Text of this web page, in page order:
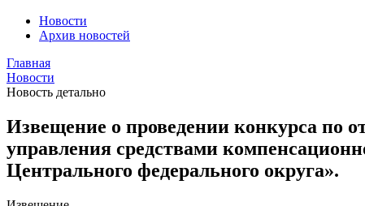
Новости
Архив новостей
Главная
Новости
Новость детально
Извещение о проведении конкурса по
управления средствами
Центрального федерального округа».